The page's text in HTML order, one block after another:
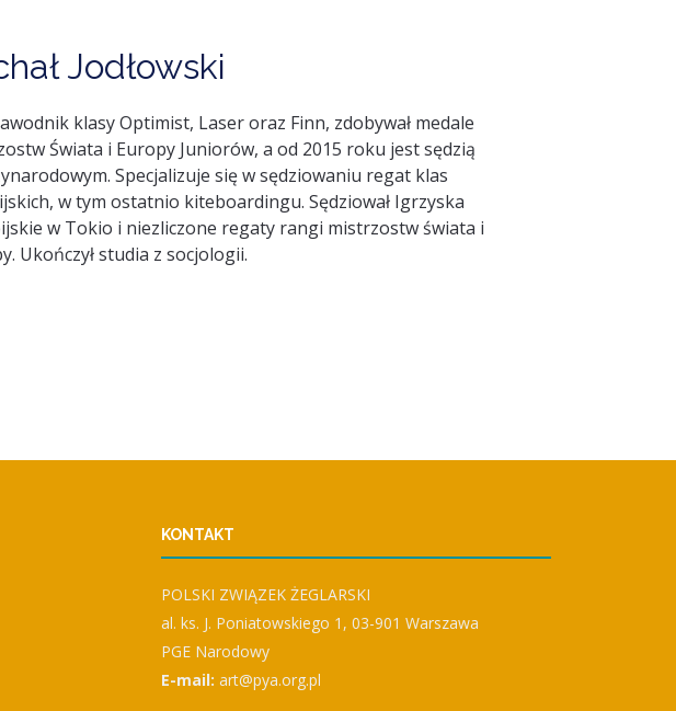
Jodłowski
klasy Optimist, Laser oraz Finn, zdobywał medale
Świata i Europy Juniorów, a od 2015 roku jest sędzią
Specjalizuje się w sędziowaniu regat klas
w tym ostatnio kiteboardingu. Sędziował Igrzyska
w Tokio i niezliczone regaty rangi mistrzostw świata i
Ukończył studia z socjologii.
KONTAKT
POLSKI ZWIĄZEK ŻEGLARSKI
al. ks. J. Poniatowskiego 1, 03-901 Warszawa
PGE Narodowy
E-mail: art@pya.org.pl